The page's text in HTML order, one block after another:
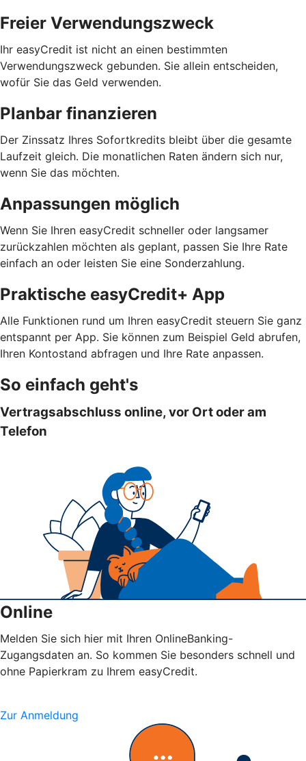
Freier Verwendungszweck
Ihr easyCredit ist nicht an einen bestimmten
Verwendungszweck gebunden. Sie allein entscheiden,
wofür Sie das Geld verwenden.
Planbar finanzieren
Der Zinssatz Ihres Sofortkredits bleibt über die gesamte
Laufzeit gleich. Die monatlichen Raten ändern sich nur,
wenn Sie das möchten.
Anpassungen möglich
Wenn Sie Ihren easyCredit schneller oder langsamer
zurückzahlen möchten als geplant, passen Sie Ihre Rate
einfach an oder leisten Sie eine Sonderzahlung.
Praktische easyCredit+ App
Alle Funktionen rund um Ihren easyCredit steuern Sie ganz
entspannt per App. Sie können zum Beispiel Geld abrufen,
Ihren Kontostand abfragen und Ihre Rate anpassen.
So einfach geht's
Vertragsabschluss online, vor Ort oder am
Telefon
Online
Melden Sie sich hier mit Ihren OnlineBanking-
Zugangsdaten an. So kommen Sie besonders schnell und
ohne Papierkram zu Ihrem easyCredit.
Zur Anmeldung